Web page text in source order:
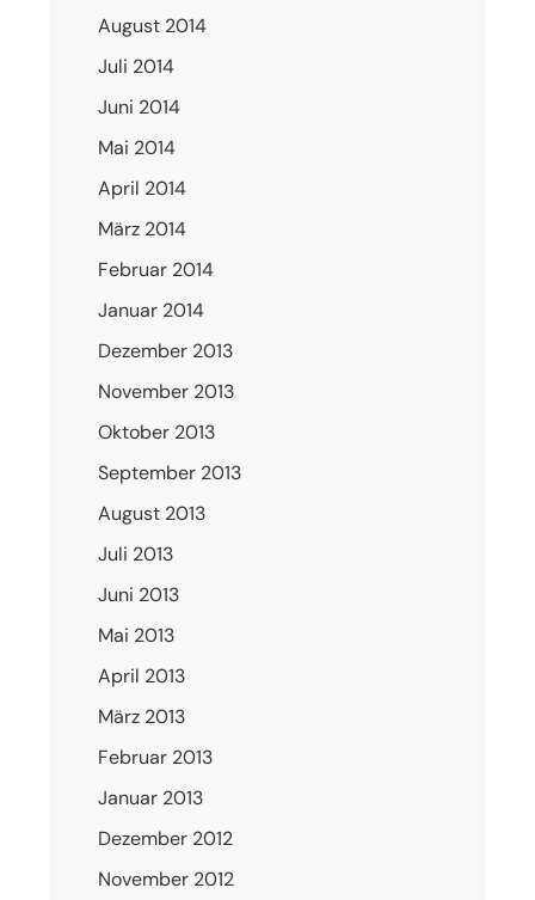
August 2014
Juli 2014
Juni 2014
Mai 2014
April 2014
März 2014
Februar 2014
Januar 2014
Dezember 2013
November 2013
Oktober 2013
September 2013
August 2013
Juli 2013
Juni 2013
Mai 2013
April 2013
März 2013
Februar 2013
Januar 2013
Dezember 2012
November 2012